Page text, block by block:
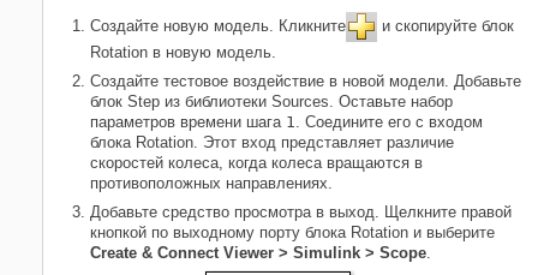
Создайте новую модель. Кликните
и скопируйте блок
Rotation в новую модель.
Создайте тестовое воздействие в новой модели. Добавьте
блок Step из библиотеки Sources. Оставьте набор
параметров времени шага 1
. Соедините его с входом
блока Rotation. Этот вход представляет различие
скоростей колеса, когда колеса вращаются в
противоположных направлениях.
Добавьте средство просмотра в выход. Щелкните правой
кнопкой по выходному порту блока Rotation и выберите
Create & Connect Viewer > Simulink > Scope